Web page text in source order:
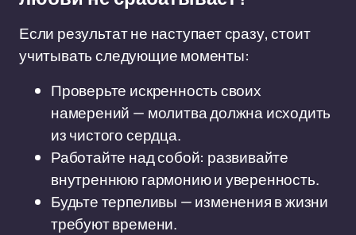
Если результат не наступает сразу, стоит
учитывать следующие моменты:
Проверьте искренность своих
намерений — молитва должна исходить
из чистого сердца.
Работайте над собой: развивайте
внутреннюю гармонию и уверенность.
Будьте терпеливы — изменения в жизни
требуют времени.